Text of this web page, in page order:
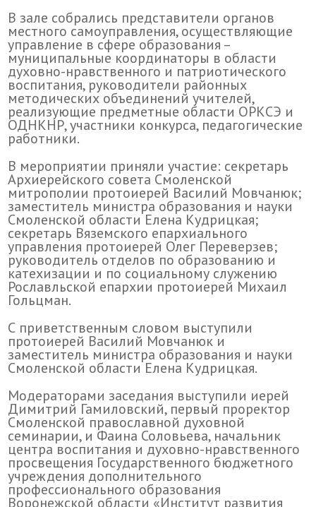
В зале собрались представители органов
местного самоуправления, осуществляющие
управление в сфере образования –
муниципальные координаторы в области
духовно-нравственного и патриотического
воспитания, руководители районных
методических объединений учителей,
реализующие предметные области ОРКСЭ и
ОДНКНР, участники конкурса, педагогические
работники.
В мероприятии приняли участие: секретарь
Архиерейского совета Смоленской
митрополии протоиерей Василий Мовчанюк;
заместитель министра образования и науки
Смоленской области Елена Кудрицкая;
секретарь Вяземского епархиального
управления протоиерей Олег Переверзев;
руководитель отделов по образованию и
катехизации и по социальному служению
Рославльской епархии протоиерей Михаил
Гольцман.
С приветственным словом выступили
протоиерей Василий Мовчанюк и
заместитель министра образования и науки
Смоленской области Елена Кудрицкая.
Модераторами заседания выступили иерей
Димитрий Гамиловский, первый проректор
Смоленской православной духовной
семинарии, и Фаина Соловьева, начальник
центра воспитания и духовно-нравственного
просвещения Государственного бюджетного
учреждения дополнительного
профессионального образования
Воронежской области «Институт развития